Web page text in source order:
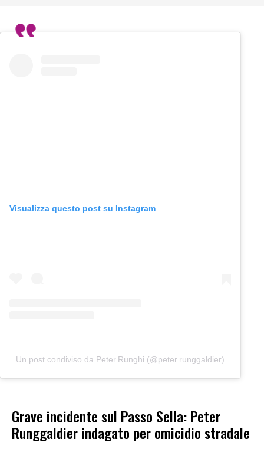
Visualizza questo post su Instagram
Un post condiviso da Peter.Runghi (@peter.runggaldier)
Grave incidente sul Passo Sella: Peter
Runggaldier indagato per omicidio stradale